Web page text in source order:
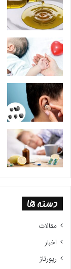
دسته ها
مقالات
اخبار
رپورتاژ